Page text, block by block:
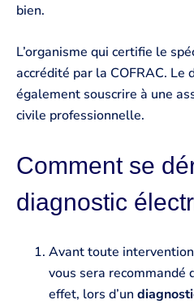
bien.
L’organisme qui certifie le
accrédité par la COFRAC. Le
également souscrire à une
civile professionnelle.
Comment se
diagnostic
Avant toute
vous sera recommandé
effet, lors d’un